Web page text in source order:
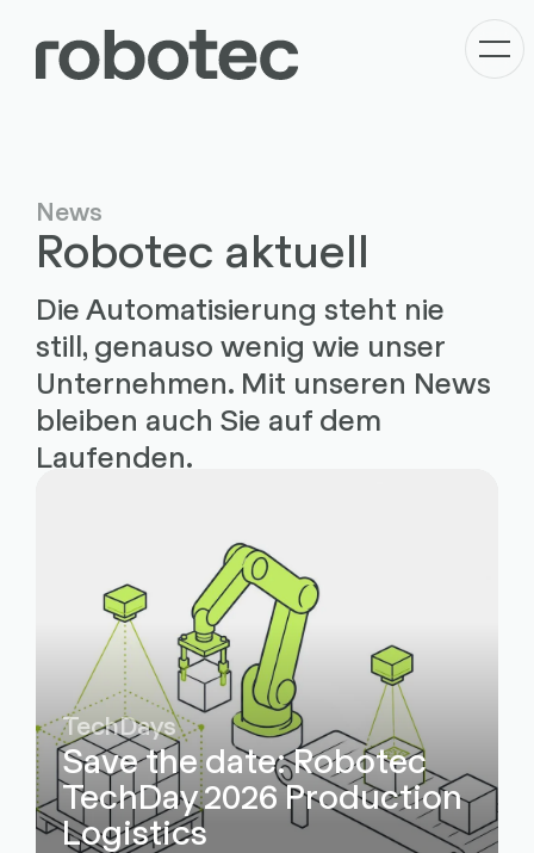
News
Robotec aktuell
Die Automatisierung steht nie
still, genauso wenig wie unser
Unternehmen. Mit unseren News
bleiben auch Sie auf dem
Laufenden.
TechDays
Save the date: Robotec
TechDay 2026 Production
Logistics